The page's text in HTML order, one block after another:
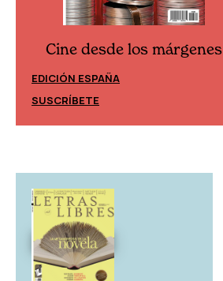
Cine desde los márgenes
EDICIÓN ESPAÑA
SUSCRÍBETE